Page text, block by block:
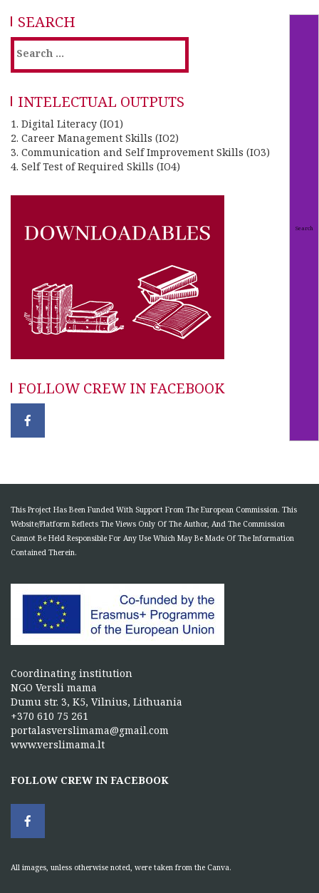
SEARCH
Search
INTELECTUAL OUTPUTS
1. Digital Literacy (IO1)
2. Career Management Skills (IO2)
3. Communication and Self Improvement Skills (IO3)
4. Self Test of Required Skills (IO4)
FOLLOW CREW IN FACEBOOK
This Project Has Been Funded With Support From The European Commission. This
Website/Platform Reflects The Views Only Of The Author, And The Commission
Cannot Be Held Responsible For Any Use Which May Be Made Of The Information
Contained Therein.
Coordinating institution
NGO Versli mama
Dumu str. 3, K5, Vilnius, Lithuania
+370 610 75 261
portalasverslimama@gmail.com
www.verslimama.lt
FOLLOW CREW IN FACEBOOK
All images, unless otherwise noted, were taken from the Canva.